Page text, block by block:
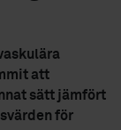
att
sätt jämfört
för